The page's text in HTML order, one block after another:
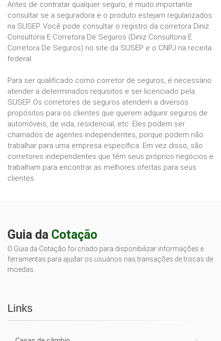
Antes de contratar qualquer seguro, é muito importante
consultar se a seguradora e o produto estejam regularizados
na SUSEP. Você pode consultar o registro da corretora Diniz
Consultoria E Corretora De Seguros (Diniz Consultoria E
Corretora De Seguros) no site da SUSEP e o CNPJ na receita
federal.
Para ser qualificado como corretor de seguros, é necessário
atender a determinados requisitos e ser licenciado pela
SUSEP. Os corretores de seguros atendem a diversos
propósitos para os clientes que querem adquirir seguros de
automóveis, de vida, residencial, etc. Eles podem ser
chamados de agentes independentes, porque podem não
trabalhar para uma empresa específica. Em vez disso, são
corretores independentes que têm seus próprios negócios e
trabalham para encontrar as melhores ofertas para seus
clientes.
Guia da Cotação
O Guia da Cotação foi criado para disponibilizar informações e
ferramentas para ajudar os usuários nas transações de trocas de
moedas.
Links